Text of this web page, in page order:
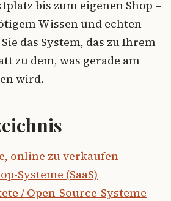
bis zum eigenen Shop –
Wissen und echten
das System, das zu Ihrem
zu dem, was gerade am
wird.
online zu verkaufen
Systeme (SaaS)
/ Open-Source-Systeme